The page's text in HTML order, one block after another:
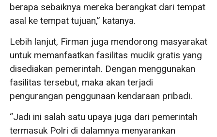
berapa sebaiknya mereka berangkat dari tempat
asal ke tempat tujuan,” katanya.
Lebih lanjut, Firman juga mendorong masyarakat
untuk memanfaatkan fasilitas mudik gratis yang
disediakan pemerintah. Dengan menggunakan
fasilitas tersebut, maka akan terjadi
pengurangan penggunaan kendaraan pribadi.
“Jadi ini salah satu upaya juga dari pemerintah
termasuk Polri di dalamnya menyarankan